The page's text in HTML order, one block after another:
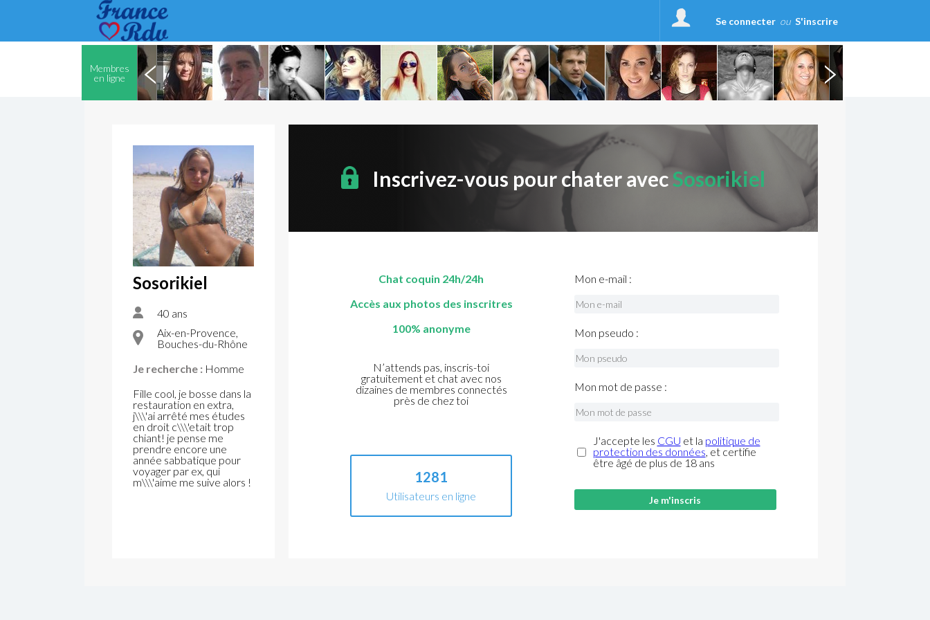
Se connecter ou S'inscrire
Membres
en ligne
Sosorikiel
40 ans
Aix-en-Provence,
Bouches-du-Rhône
Je recherche : Homme
Fille cool, je bosse dans la
restauration en extra,
j\\\'ai arrêté mes études
en droit c\\\'etait trop
chiant! je pense me
prendre encore une
année sabbatique pour
voyager par ex, qui
m\\\'aime me suive alors !
Inscrivez-vous pour chater avecSosorikiel
Chat coquin 24h/24h
Accès aux photos des inscritres
100% anonyme
N’attends pas, inscris-toi
gratuitement et chat avec nos
dizaines de membres connectés
près de chez toi
1281
Utilisateurs en ligne
Mon e-mail :
Mon pseudo :
Mon mot de passe :
J'accepte les CGU et la politique de
protection des données, et certifie
être âgé de plus de 18 ans